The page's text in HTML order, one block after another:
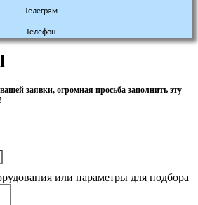
Телеграм
Телефон
заявки, огромная просьба заполнить эту
или параметры для подбора